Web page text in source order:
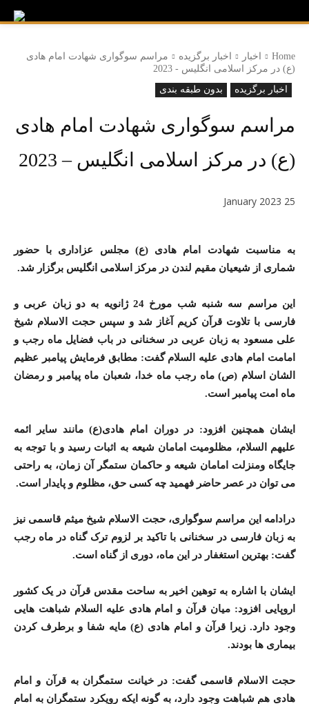
Home اخبار اخبار برگزیده
مراسم سوگواری شهادت امام هادی
(ع) در مرکز اسلامی انگلیس - 2023
اخبار برگزیده
بدون طبقه بندی
مراسم سوگواری شهادت امام هادی
(ع) در مرکز اسلامی انگلیس – 2023
25 January 2023
به مناسبت شهادت امام هادی (ع) مجلس عزاداری با حضور
شماری از شیعیان مقیم لندن در مرکز اسلامی انگلیس برگزار شد.
این مراسم سه شنبه شب مورخ 24 ژانویه به دو زبان عربی و
فارسی با تلاوت قرآن کریم آغاز شد و سپس حجت الاسلام شیخ
علی مسعود به زبان عربی در سخنانی در باب فضایل ماه رجب و
امامت امام هادی علیه السلام گفت: مطابق فرمایش پیامبر عظیم
الشان اسلام (ص) ماه رجب ماه خدا، شعبان ماه پیامبر و رمضان
ماه امت پیامبر است.
ایشان همچنین افزود: در دوران امام هادی(ع) مانند سایر ائمه
علیهم السلام، مظلومیت امامان شیعه به اثبات رسید و با توجه به
جایگاه ومنزلت امامان شیعه و حاکمان ستمگر آن زمان، به راحتی
می توان در عصر حاضر فهمید چه کسی حق، مظلوم و پایدار است.
درادامه این مراسم سوگواری، حجت الاسلام شیخ میثم قاسمی نیز
به زبان فارسی در سخنانی با تاکید بر لزوم ترک گناه در ماه رجب
گفت: بهترین استغفار در این ماه، دوری از گناه است.
ایشان با اشاره به توهین اخیر به ساحت مقدس قرآن در یک کشور
اروپایی افزود: میان قرآن و امام هادی علیه السلام شباهت هایی
وجود دارد. زیرا قرآن و امام هادی (ع) مایه شفا و برطرف کردن
بیماری ها بودند.
حجت الاسلام قاسمی گفت: در خیانت ستمگران به قرآن و امام
هادی هم شباهت وجود دارد، به گونه ایکه رویکرد ستمگران به امام